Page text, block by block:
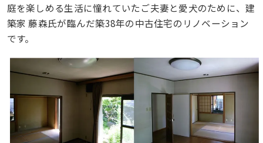
庭を楽しめる生活に憧れていたご夫妻と愛犬のために、建
築家 藤森氏が臨んだ築38年の中古住宅のリノベーション
です。